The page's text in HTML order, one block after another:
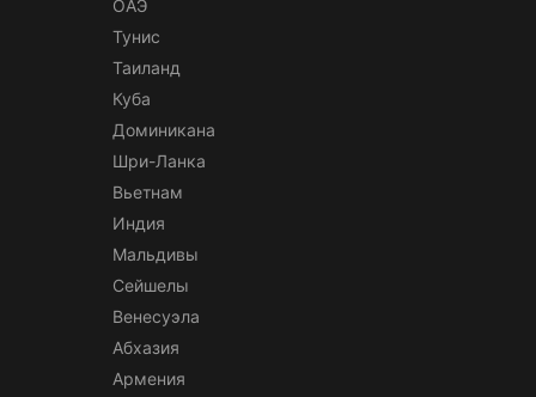
ОАЭ
Тунис
Таиланд
Куба
Доминикана
Шри-Ланка
Вьетнам
Индия
Мальдивы
Сейшелы
Венесуэла
Абхазия
Армения